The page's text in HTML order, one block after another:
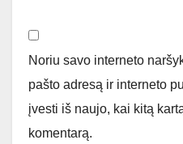
Noriu savo interneto
pašto adresą ir interneto
įvesti iš naujo, kai kitą
komentarą.